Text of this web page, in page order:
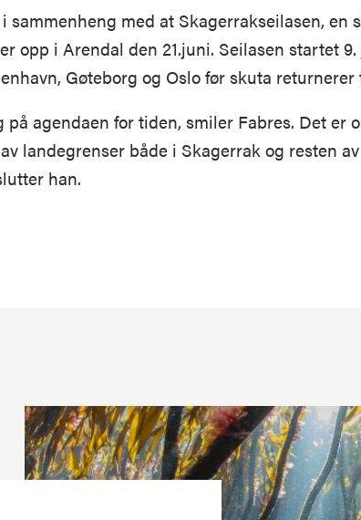
sammenheng med at Skagerrakseilasen, en
opp i Arendal den 21.juni. Seilasen startet
Gøteborg og Oslo før skuta
agendaen for tiden, smiler Fabres. Det er
landegrenser både i Skagerrak og resten
han.